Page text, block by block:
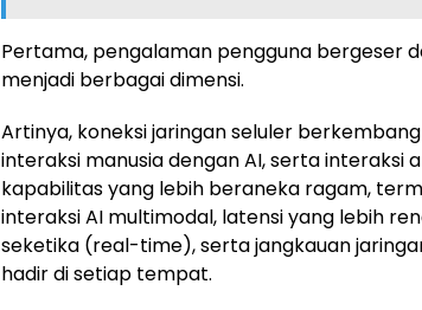
Pertama, pengalaman pengguna bergeser
menjadi berbagai dimensi.
Artinya, koneksi jaringan seluler
interaksi manusia dengan AI, serta
kapabilitas yang lebih beraneka ragam,
interaksi AI multimodal, latensi yang lebih
seketika (real-time), serta jangkauan
hadir di setiap tempat.